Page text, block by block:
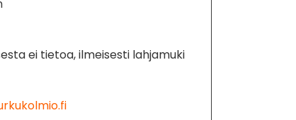
ei tietoa, ilmeisesti lahjamuki